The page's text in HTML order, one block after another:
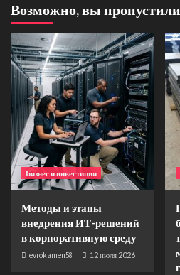
Возможно, вы пропустили
Бизнес и инвестиции
Методы и этапы
внедрения ИТ-решений
в корпоративную среду
evrokamen58_ 12 июля 2026